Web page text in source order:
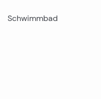
Schwimmbad